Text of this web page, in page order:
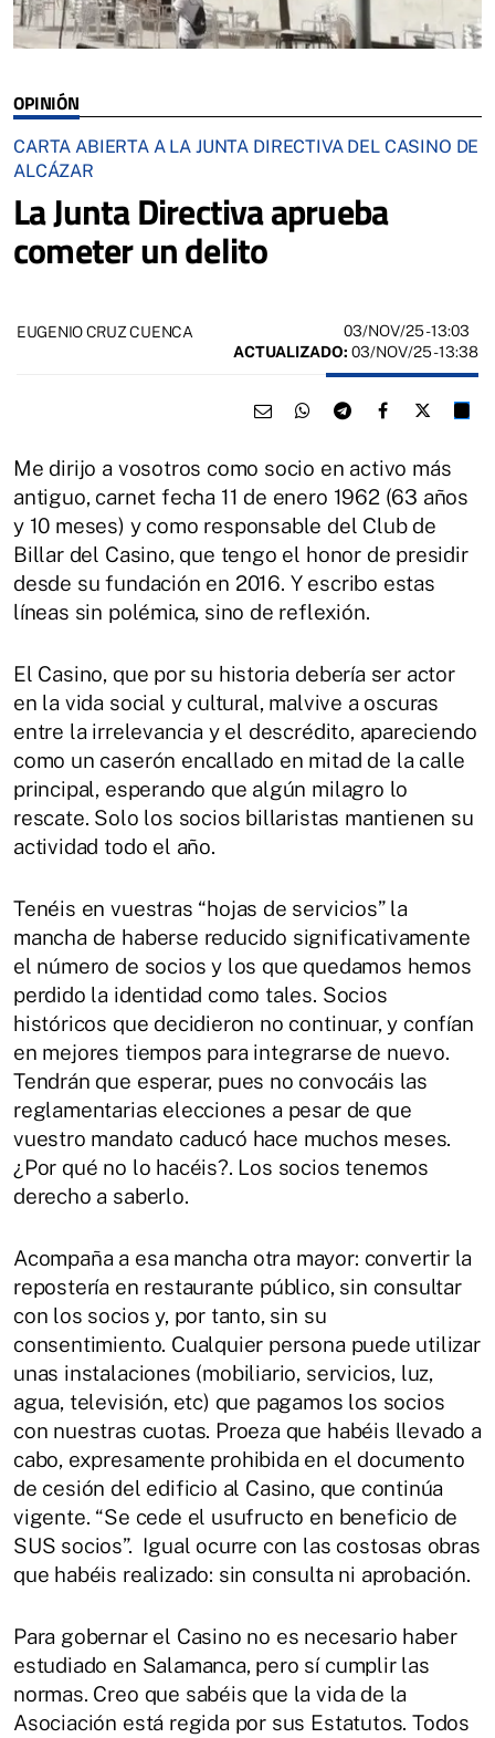
OPINIÓN
CARTA ABIERTA A LA JUNTA DIRECTIVA DEL CASINO DE
ALCÁZAR
La Junta Directiva aprueba
cometer un delito
EUGENIO CRUZ CUENCA 03/NOV/25- 13:03
ACTUALIZADO: 03/NOV/25 - 13:38
Me dirijo a vosotros como socio en activo más
antiguo, carnet fecha 11 de enero 1962 (63 años
y 10 meses) y como responsable del Club de
Billar del Casino, que tengo el honor de presidir
desde su fundación en 2016. Y escribo estas
líneas sin polémica, sino de reflexión.
El Casino, que por su historia debería ser actor
en la vida social y cultural, malvive a oscuras
entre la irrelevancia y el descrédito, apareciendo
como un caserón encallado en mitad de la calle
principal, esperando que algún milagro lo
rescate. Solo los socios billaristas mantienen su
actividad todo el año.
Tenéis en vuestras “hojas de servicios” la
mancha de haberse reducido significativamente
el número de socios y los que quedamos hemos
perdido la identidad como tales. Socios
históricos que decidieron no continuar, y confían
en mejores tiempos para integrarse de nuevo.
Tendrán que esperar, pues no convocáis las
reglamentarias elecciones a pesar de que
vuestro mandato caducó hace muchos meses.
¿Por qué no lo hacéis?. Los socios tenemos
derecho a saberlo.
Acompaña a esa mancha otra mayor: convertir la
repostería en restaurante público, sin consultar
con los socios y, por tanto, sin su
consentimiento. Cualquier persona puede utilizar
unas instalaciones (mobiliario, servicios, luz,
agua, televisión, etc) que pagamos los socios
con nuestras cuotas. Proeza que habéis llevado a
cabo, expresamente prohibida en el documento
de cesión del edificio al Casino, que continúa
vigente. “Se cede el usufructo en beneficio de
SUS socios”. Igual ocurre con las costosas obras
que habéis realizado: sin consulta ni aprobación.
Para gobernar el Casino no es necesario haber
estudiado en Salamanca, pero sí cumplir las
normas. Creo que sabéis que la vida de la
Asociación está regida por sus Estatutos. Todos